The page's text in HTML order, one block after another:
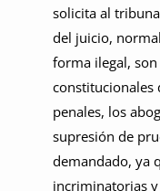
solicita al
del juicio,
forma ilegal,
constitucionales
penales, los
supresión de
demandado, ya
incriminatorias